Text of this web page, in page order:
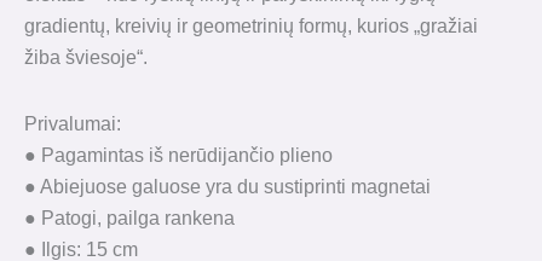
gradientų, kreivių ir geometrinių formų, kurios „gražiai
žiba šviesoje“.
Privalumai:
● Pagamintas iš nerūdijančio plieno
● Abiejuose galuose yra du sustiprinti magnetai
● Patogi, pailga rankena
● Ilgis: 15 cm